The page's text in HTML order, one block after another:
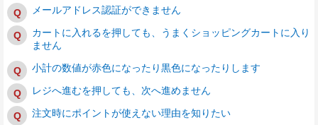
メールアドレス認証ができません
カートに入れるを押しても、うまくショッピングカートに入り
ません
小計の数値が赤色になったり黒色になったりします
レジへ進むを押しても、次へ進めません
注文時にポイントが使えない理由を知りたい